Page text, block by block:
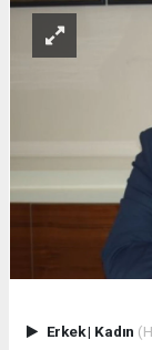
Erkek| Kadın